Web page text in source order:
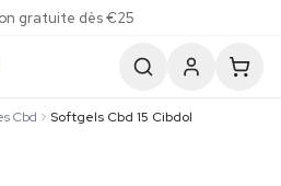
gratuite dès €25
Cbd Softgels Cbd 15 Cibdol